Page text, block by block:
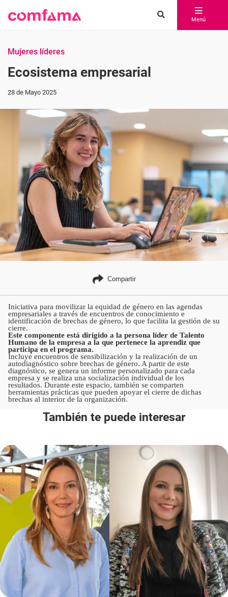
Menú
Mujeres líderes
Ecosistema empresarial
28 de Mayo 2025
Compartir
Iniciativa para movilizar la equidad de género en las agendas
empresariales a través de encuentros de conocimiento e
identificación de brechas de género, lo que facilita la gestión de su
cierre.
Este componente está dirigido a la persona líder de Talento
Humano de la empresa a la que pertenece la aprendiz que
participa en el programa.
Incluye encuentros de sensibilización y la realización de un
autodiagnóstico sobre brechas de género. A partir de este
diagnóstico, se genera un informe personalizado para cada
empresa y se realiza una socialización individual de los
resultados. Durante este espacio, también se comparten
herramientas prácticas que pueden apoyar el cierre de dichas
brechas al interior de la organización.
También te puede interesar